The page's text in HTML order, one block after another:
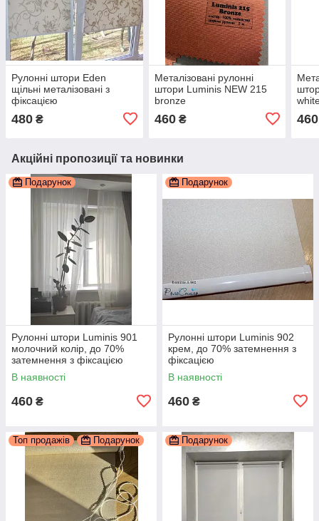
Рулонні штори Eden
щільні металізовані з
фіксацією
480 ₴
Металізовані рулонні
штори Luminis NEW 215
bronze
460₴ 460
Акційні пропозиції та новинки
Подарунок
Рулонні штори Luminis 901
молочний колір, до 70%
затемнення з фіксацією
В наявності
460 ₴
Подарунок
Рулонні штори Luminis 902
крем, до 70% затемнення з
фіксацією
В наявності
460 ₴
Топ продажів Подарунок Подарунок